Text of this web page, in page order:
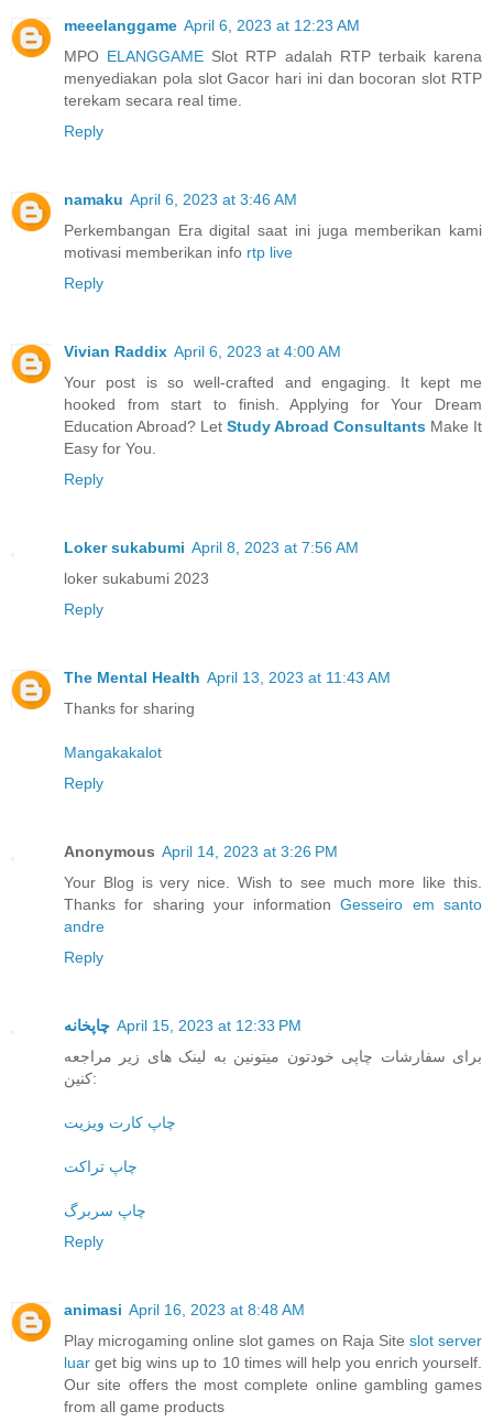
meeelanggame April 6, 2023 at 12:23 AM
MPO ELANGGAME Slot RTP adalah RTP terbaik karena
menyediakan pola slot Gacor hari ini dan bocoran slot RTP
terekam secara real time.
Reply
namaku April 6, 2023 at 3:46 AM
Perkembangan Era digital saat ini juga memberikan kami
motivasi memberikan info rtp live
Reply
Vivian Raddix April 6, 2023 at 4:00 AM
Your post is so well-crafted and engaging. It kept me
hooked from start to finish. Applying for Your Dream
Education Abroad? Let Study Abroad Consultants Make It
Easy for You.
Reply
Loker sukabumi April 8, 2023 at 7:56 AM
loker sukabumi 2023
Reply
The Mental Health April 13, 2023 at 11:43 AM
Thanks for sharing
Mangakakalot
Reply
Anonymous April 14, 2023 at 3:26 PM
Your Blog is very nice. Wish to see much more like this.
Thanks for sharing your informationGesseiro em santo
andre
Reply
چاپخانه April 15, 2023 at 12:33 PM
برای سفارشات چاپی خودتون میتونین به لینک های زیر مراجعه
کنین:
چاپ کارت ویزیت
چاپ سربرگ
Reply
animasi April 16, 2023 at 8:48 AM
Play microgaming online slot games on Raja Site slot server
luar get big wins up to 10 times will help you enrich yourself.
Our site offers the most complete online gambling games
from all game products